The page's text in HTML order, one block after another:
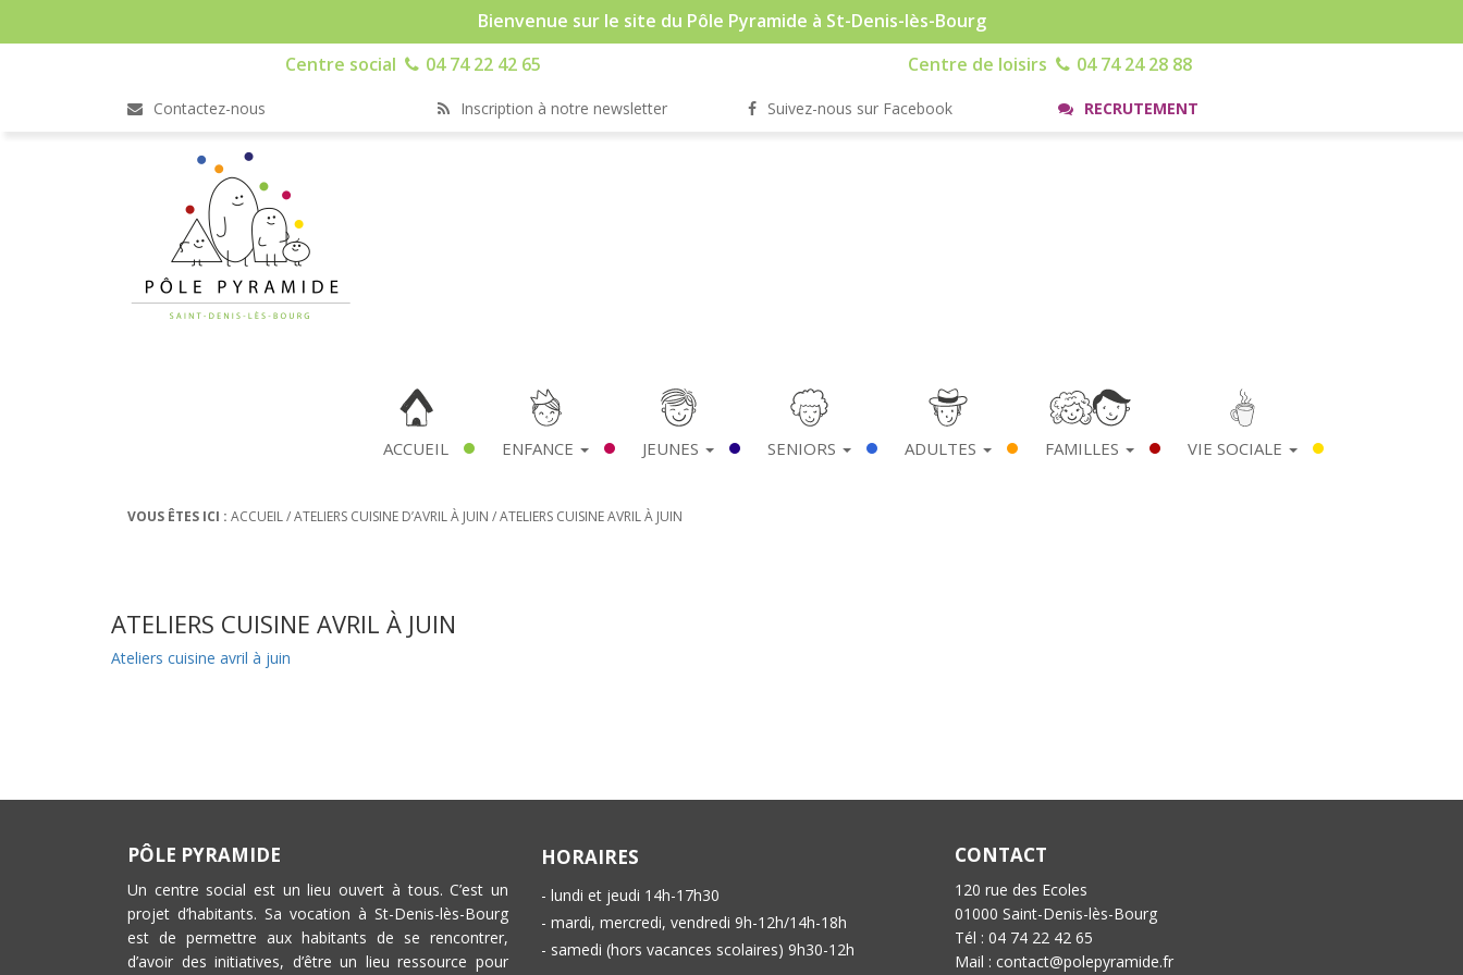
Bienvenue sur le site du Pôle Pyramide à St-Denis-lès-Bourg
Centre social
04 74 22 42 65 Centre de loisirs 04 74 24 28 88
Contactez-nous Inscription à notre newsletter Suivez-nous sur Facebook RECRUTEMENT
ACCUEIL ENFANCE JEUNES SENIORS ADULTES FAMILLES VIE SOCIALE
VOUS ÊTES ICI : ACCUEIL/ATELIERS CUISINE D’AVRIL À JUIN /ATELIERS CUISINE AVRIL À JUIN
ATELIERS CUISINE AVRIL À JUIN
Ateliers cuisine avril à juin
PÔLE PYRAMIDE
Un centre social est un lieu ouvert à tous. C’est un
projet d’habitants. Sa vocation à St-Denis-lès-Bourg
est de permettre aux habitants de se rencontrer,
d’avoir des initiatives, d’être un lieu ressource pour
HORAIRES
- lundi et jeudi 14h-17h30
- mardi, mercredi, vendredi 9h-12h/14h-18h
- samedi (hors vacances scolaires) 9h30-12h
CONTACT
120 rue des Ecoles
01000 Saint-Denis-lès-Bourg
Tél : 04 74 22 42 65
Mail : contact@polepyramide.fr